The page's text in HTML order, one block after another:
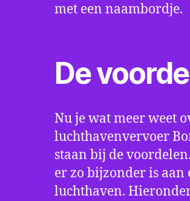
met een naambordje.
De
Nu je wat meer weet
luchthavenvervoer
staan bij de
er zo bijzonder is aan
luchthaven.